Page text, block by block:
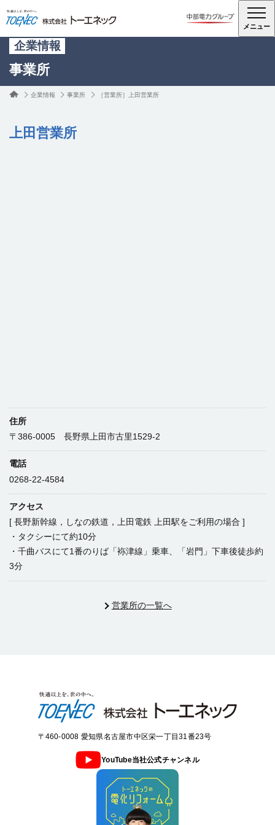
メニュー
企業情報
事業所
企業情報 事業所 ［営業所］上田営業所
上田営業所
住所
〒386-0005 長野県上田市古里1529-2
電話
0268-22-4584
アクセス
[ 長野新幹線，しなの鉄道，上田電鉄 上田駅をご利用の場合 ]
・タクシーにて約10分
・千曲バスにて1番のりば「袮津線」乗車、「岩門」下車後徒歩約
3分
営業所の一覧へ
〒460-0008 愛知県名古屋市中区栄一丁目31番23号
YouTube当社公式チャンネル